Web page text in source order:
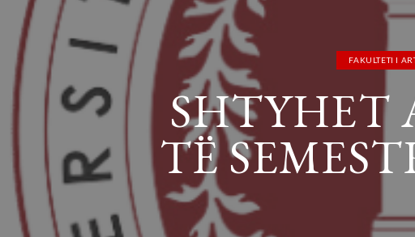
FAKULTETI I
SHTYHET
TË